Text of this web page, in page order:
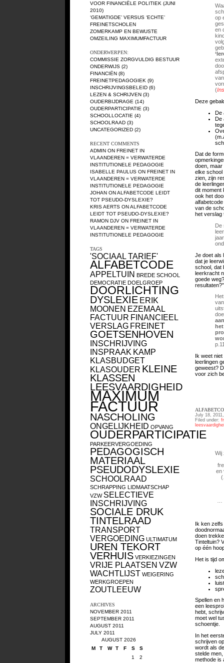
VOOR FINANCIËLE POLITIEK (JUNI
2010)
‘GEMATIGDE’ VERSUS ‘ECHTE’
FREINETSCHOLEN
ZOMERKAMP EN BEWUSTE
OMZEILING MAXIMUMFACTUUR
ONDERWERPEN:
COMMISSIE ZORGVULDIG BESTUUR
ONDERWIJS (2)
FINANCIËN (8)
FREINETPEDAGOGIEK (9)
INSCHRIJVINGSBELEID (6)
LEZEN & SCHRIJVEN (3)
OUDERBIJDRAGE (14)
OUDERPARTICIPATIE (3)
SCHOOLLOCATIE (4)
SCHOOLRAAD (3)
UNCATEGORIZED (2)
RECENT COMMENTS
ADMIN ON FREINET IN
VLAANDEREN = VERWATERDE
INSTITUTIONELE PEDAGOGIE
ISABELLE PAULUS ON FREINET IN
VLAANDEREN = VERWATERDE
INSTITUTIONELE PEDAGOGIE
JOHAN ONALFABETCODE LEIDT
TOT PSEUDO-DYSLEXIE?
KRIS AERTS ONALFABETCODE
LEIDT TOT PSEUDO-DYSLEXIE?
RAMON DJV ON FREINET IN
VLAANDEREN = VERWATERDE
INSTITUTIONELE PEDAGOGIE
TAGS
'SOCIAAL TARIEF'
ALFABETCODE
APPELTUIN BREDE SCHOOL
DEMOCRATIE DOELGROEP
DOORLICHTING
DYSLEXIE ERIK
MOONEN EZEMAAL
FACTUUR FINANCIEEL
VERSLAG FREINET
GOETSENHOVEN
INSCHRIJVING
INSPRAAK KAMP
KLASBUDGET
KLASOUDER KLEINE
KLASSEN
LEESVAARDIGHEID
MAXIMUM
FACTUUR
NASCHOLING
ONGELIJKHEID OPVANG
OUDERPARTICIPATIE
PARKEERVERGOEDING
PEDAGOGISCH
MATERIAAL
PSEUDODYSLEXIE
SCHOOLRAAD
SCHRAPPING LIDMAATSCHAP
VZW SELECTIEVE
INSCHRIJVING
SOCIALE DRUK
TINTELRAAD
TRANSPORT
VERGOEDING ULTIMATUM
UREN TEKORT
VERHUIS VERKIEZINGEN
VRIJE PLAATSEN VZW
WACHTLIJST WEIGERING
WERKGROEPEN
ZOUTLEEUW
ARCHIVES
NOVEMBER 2011
SEPTEMBER 2011
AUGUST 2011
JULY 2011
AUGUST 2026
M
T W T F S
S
1
2
op
en
(
Deze
De
De
Dat de
doen,
elke school
zien, zijn
de
dit moment
ook het
van de
het verslag
De
Je doet als
dat je
school, dat
leerkracht
goede
Ik weet
leerlingen
geweest?
voor zich
July 18,
Filed under:
Wij
en
Ik ken
doen
Tinteltuin?
op één
Het is tijd
Spellen en
een
hebt,
moet wel
schoentje.
In het
schrijven
wordt als
stelde
methode is